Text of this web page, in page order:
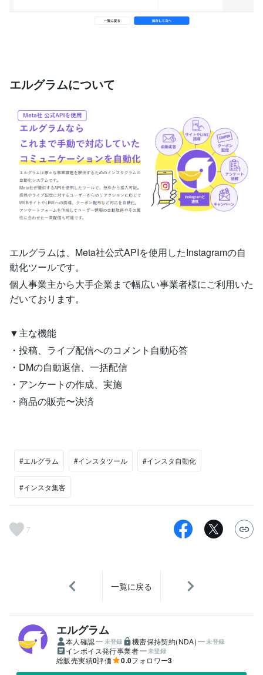
エルグラムについて
エルグラムは、Meta社公式APIを使用したInstagramの自
動化ツールです。
個人事業主から大手企業まで幅広い事業者様にご利用いた
だいております。
▼主な機能
・投稿、ライブ配信へのコメント自動応答
・DMの自動返信、一括配信
・アンケートの作成、実施
・商品の販売〜決済
#エルグラム #インスタツール #インスタ自動化
#インスタ集客
7
一覧に戻る
エルグラム
本人確認 未登録 機密保持契約(NDA) 未登録
インボイス発行事業者 未登録
総販売実績0評価 0.0フォロワー3